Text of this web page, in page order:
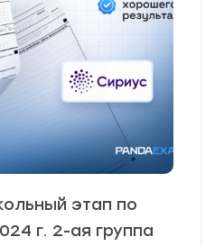
этап по
г. 2-ая группа